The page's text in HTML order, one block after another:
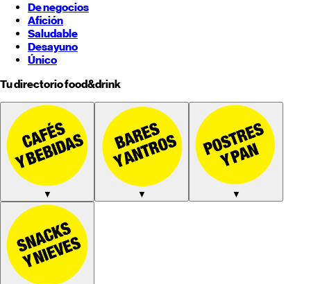
De negocios
Afición
Saludable
Desayuno
Único
Tu directorio food&drink
▼ ▼ ▼